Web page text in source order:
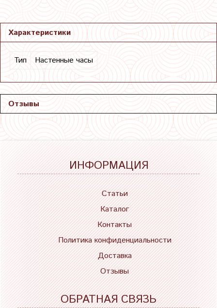
Характеристики
Тип Настенные часы
Отзывы
ИНФОРМАЦИЯ
Статьи
Каталог
Контакты
Политика конфиденциальности
Доставка
Отзывы
ОБРАТНАЯ СВЯЗЬ